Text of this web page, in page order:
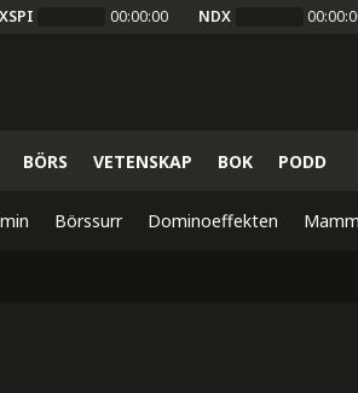
00:00:00 NDX
BÖRS VETENSKAP BOK PODD
Börssurr Dominoeffekten